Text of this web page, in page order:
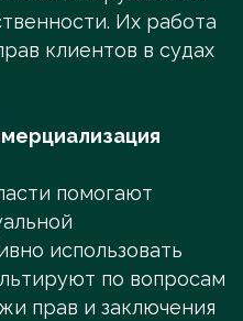
Их работа
клиентов в судах
помогают
использовать
по вопросам
прав и заключения